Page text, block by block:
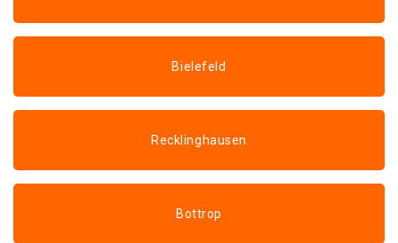
Bielefeld
Recklinghausen
Bottrop